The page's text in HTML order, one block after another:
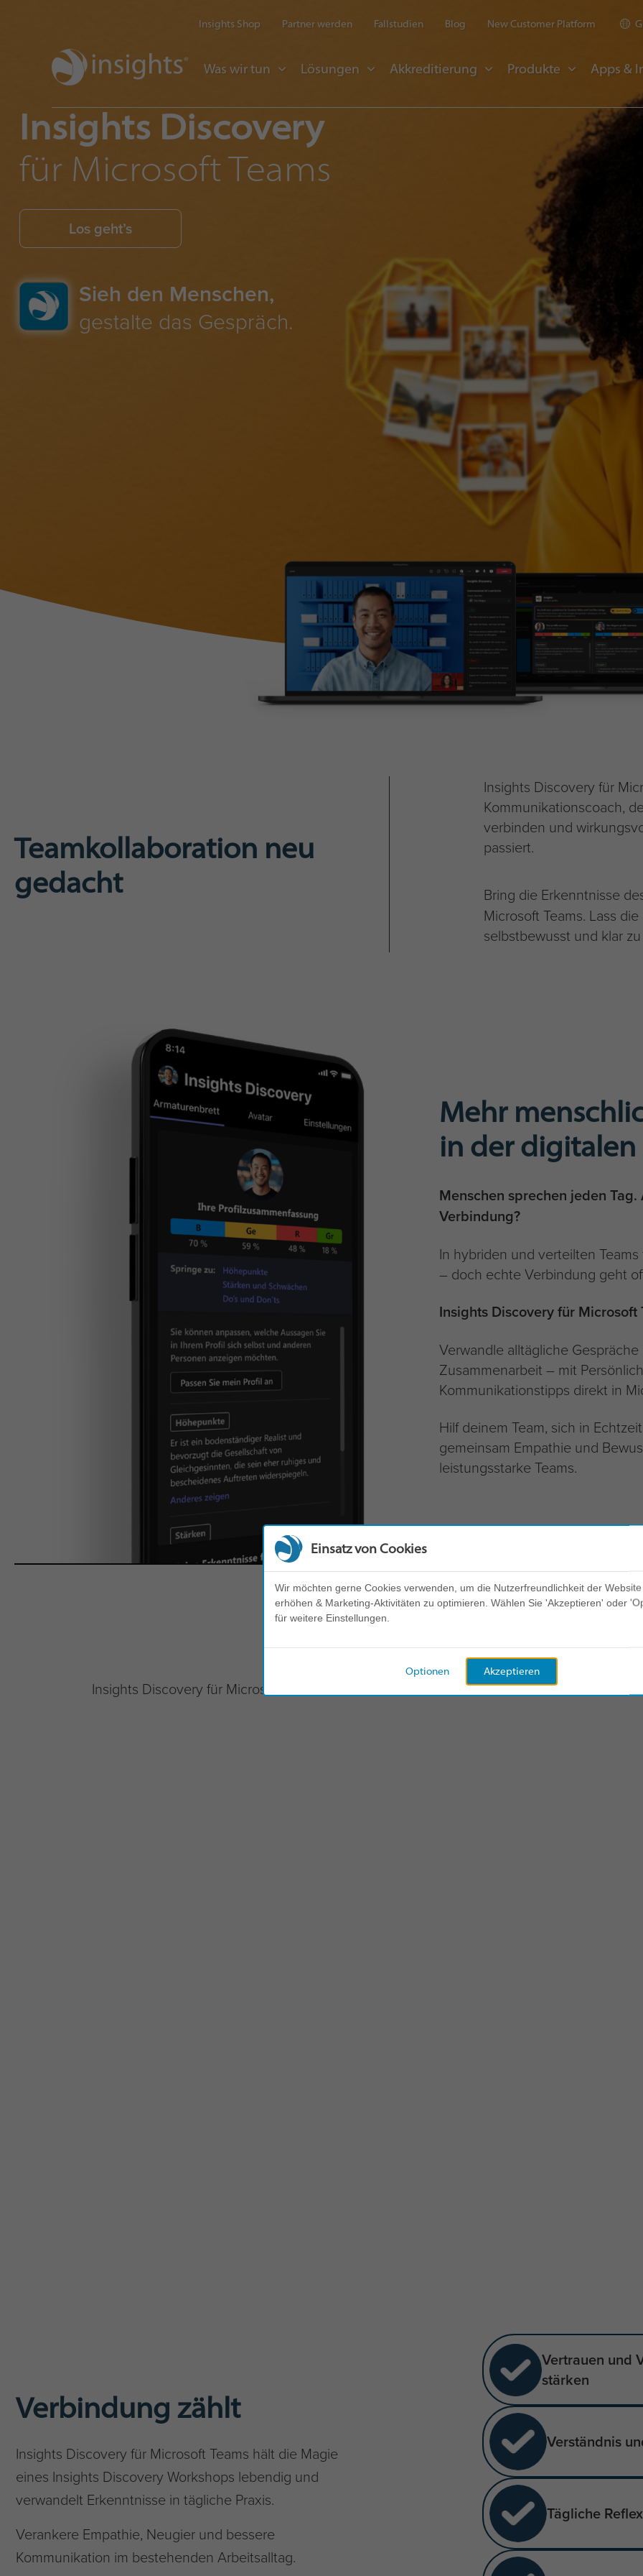
Insights Shop Partner werden Fallstudien Blog New Customer Platform
Was wir tun Lösungen Akkreditierung Produkte Apps &
Insights Discovery
für Microsoft Teams
Los geht’s
Sieh den Menschen,
gestalte das Gespräch.
Teamkollaboration neu
gedacht
Insights Discovery für
Kommunikationscoach,
verbinden und
passiert.
Bring die Erkenntnisse
Microsoft Teams. Lass
selbstbewusst und klar
Mehr
in der
Menschen sprechen jeden
Verbindung?
In hybriden und verteilten
– doch echte Verbindung geht
Insights Discovery für
Verwandle alltägliche
Zusammenarbeit – mit
Kommunikationstipps direkt in
Hilf deinem Team, sich in
gemeinsam Empathie und
leistungsstarke Teams.
So funktioniert es
Insights Discovery für Microsoft Teams hilft Teams, sich besser zu verbinden und klarer
Verbindung zählt
Insights Discovery für Microsoft Teams hält die Magie
eines Insights Discovery Workshops lebendig und
verwandelt Erkenntnisse in tägliche Praxis.
Verankere Empathie, Neugier und bessere
Kommunikation im bestehenden Arbeitsalltag.
Vertrauen und
stärken
Verständnis
Tägliche
Einsatz von Cookies
Wir möchten gerne Cookies verwenden, um die Nutzerfreundlichkeit der Website
erhöhen & Marketing-Aktivitäten zu optimieren. Wählen Sie 'Akzeptieren' oder
für weitere Einstellungen.
Akzeptieren
Optionen